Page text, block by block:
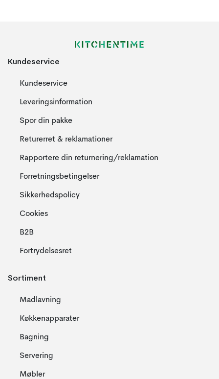
Kundeservice
Kundeservice
Leveringsinformation
Spor din pakke
Returerret & reklamationer
Rapportere din returnering/reklamation
Forretningsbetingelser
Sikkerhedspolicy
Cookies
B2B
Fortrydelsesret
Sortiment
Madlavning
Køkkenapparater
Bagning
Servering
Møbler